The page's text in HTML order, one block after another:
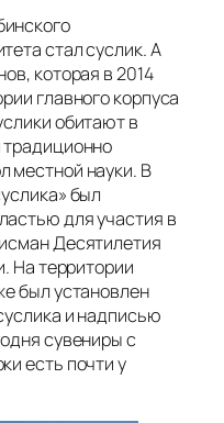
стал суслик. А
которая в 2014
главного корпуса
обитают в
местной науки. В
был
для участия в
Десятилетия
На территории
был установлен
и надписью
сувениры с
есть почти у